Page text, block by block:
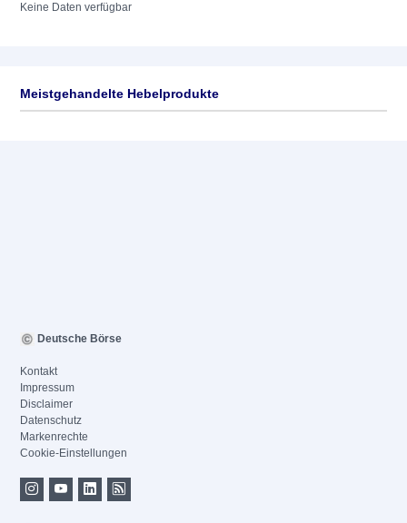
Keine Daten verfügbar
Meistgehandelte Hebelprodukte
Deutsche Börse
Kontakt
Impressum
Disclaimer
Datenschutz
Markenrechte
Cookie-Einstellungen